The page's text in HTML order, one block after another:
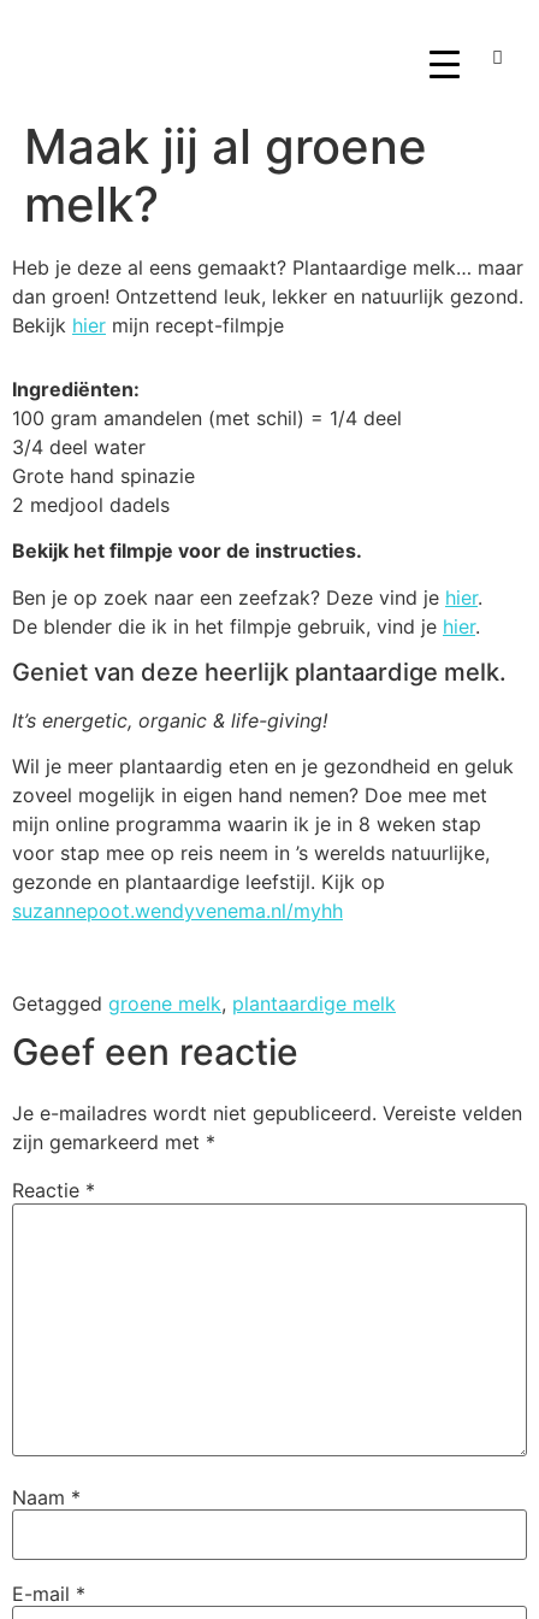
Maak jij al groene
melk?
Heb je deze al eens gemaakt? Plantaardige melk… maar
dan groen! Ontzettend leuk, lekker en natuurlijk gezond.
Bekijk hier mijn recept-filmpje
Ingrediënten:
100 gram amandelen (met schil) = 1/4 deel
3/4 deel water
Grote hand spinazie
2 medjool dadels
Bekijk het filmpje voor de instructies.
Ben je op zoek naar een zeefzak? Deze vind je hier.
De blender die ik in het filmpje gebruik, vind je hier.
Geniet van deze heerlijk plantaardige melk.
It’s energetic, organic & life-giving!
Wil je meer plantaardig eten en je gezondheid en geluk
zoveel mogelijk in eigen hand nemen? Doe mee met
mijn online programma waarin ik je in 8 weken stap
voor stap mee op reis neem in ’s werelds natuurlijke,
gezonde en plantaardige leefstijl. Kijk op
suzannepoot.wendyvenema.nl/myhh
Getagged groene melk, plantaardige melk
Geef een reactie
Je e-mailadres wordt niet gepubliceerd. Vereiste velden
zijn gemarkeerd met *
Reactie *
Naam *
E-mail *